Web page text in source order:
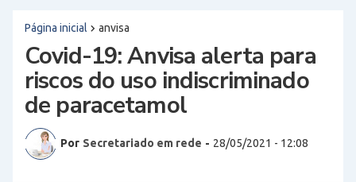
Página inicial anvisa
Covid-19: Anvisa alerta para
riscos do uso indiscriminado
de paracetamol
Por Secretariado em rede - 28/05/2021 - 12:08